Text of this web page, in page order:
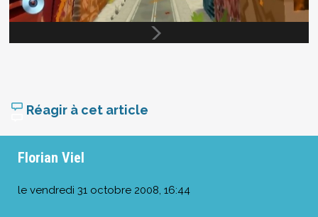
Réagir à cet article
Florian Viel
le vendredi 31 octobre 2008, 16:44